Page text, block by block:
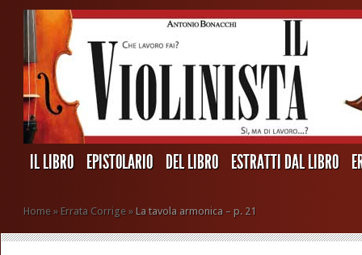
IL LIBRO EPISTOLARIO DEL LIBRO ESTRATTI DAL LIBRO
Home » Errata Corrige » La tavola armonica – p. 21